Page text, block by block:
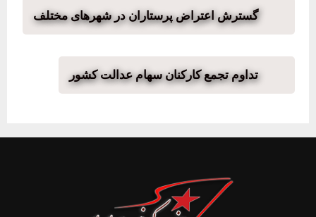
گسترش اعتراض پرستاران در شهرهای مختلف
تداوم تجمع کارکنان سهام عدالت کشور